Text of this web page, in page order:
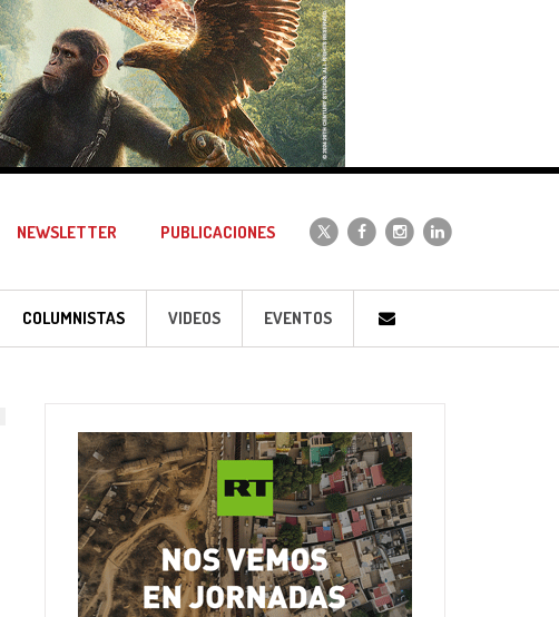
NEWSLETTER PUBLICACIONES
COLUMNISTAS VIDEOS EVENTOS